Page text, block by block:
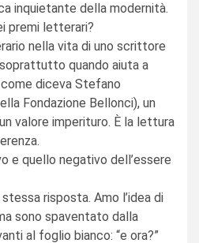
inquietante della modernità.
premi letterari?
nella vita di uno scrittore
quando aiuta a
diceva Stefano
Fondazione Bellonci), un
valore imperituro. È la lettura
e quello negativo dell’essere
risposta. Amo l’idea di
sono spaventato dalla
al foglio bianco: “e ora?”